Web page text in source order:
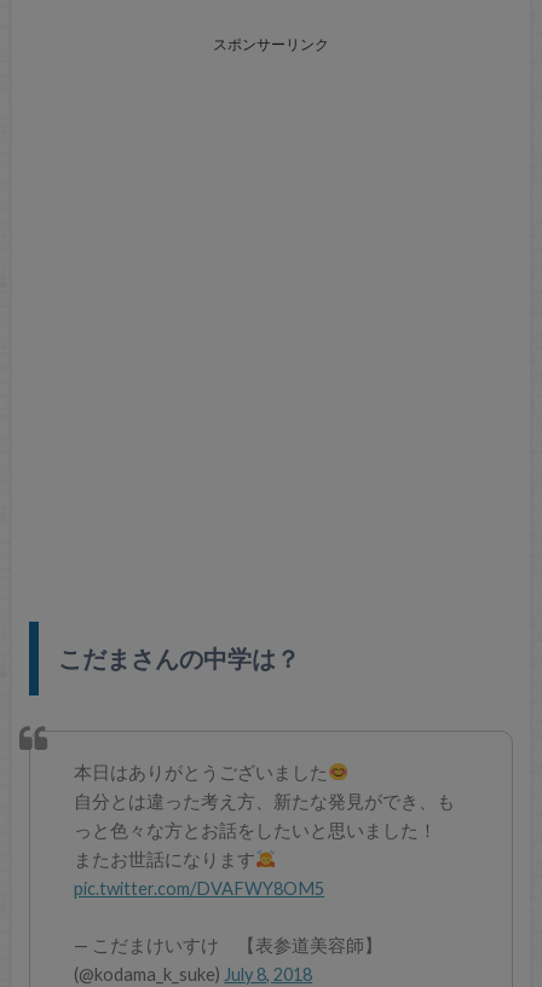
スポンサーリンク
こだまさんの中学は？
本日はありがとうございました
自分とは違った考え方、新たな発見ができ、も
っと色々な方とお話をしたいと思いました！
またお世話になります
pic.twitter.com/DVAFWY8OM5
— こだまけいすけ 【表参道美容師】
(@kodama_k_suke) July 8, 2018